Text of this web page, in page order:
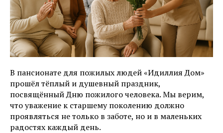
В пансионате для пожилых людей «Идиллия Дом»
прошёл тёплый и душевный праздник,
посвящённый Дню пожилого человека. Мы верим,
что уважение к старшему поколению должно
проявляться не только в заботе, но и в маленьких
радостях каждый день.